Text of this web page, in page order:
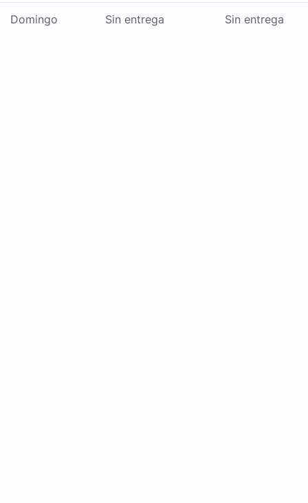
Domingo Sin entrega Sin entrega